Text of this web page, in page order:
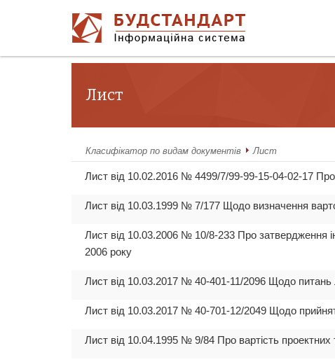
Лист
Класифікатор по видам документів Лист
Лист від 10.02.2016 № 4499/7/99-99-15-04-02-17 Про
Лист від 10.03.1999 № 7/177 Щодо визначення
Лист від 10.03.2006 № 10/8-233 Про затвердження
2006 року
Лист від 10.03.2017 № 40-401-11/2096 Щодо питань
Лист від 10.03.2017 № 40-701-12/2049 Щодо
Лист від 10.04.1995 № 9/84 Про вартість проектних